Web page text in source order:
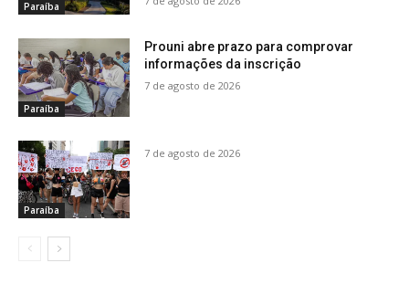
Paraíba
Paraíba
Prouni abre prazo para comprovar
informações da inscrição
7 de agosto de 2026
Paraíba
7 de agosto de 2026